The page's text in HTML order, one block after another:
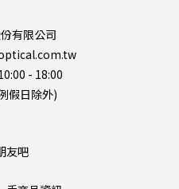
有限公司
- 18:00
假日除外)
友吧